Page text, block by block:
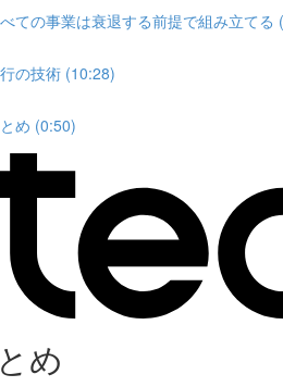
ての事業は衰退する前提で組み立てる
の技術 (10:28)
め (0:50)
め